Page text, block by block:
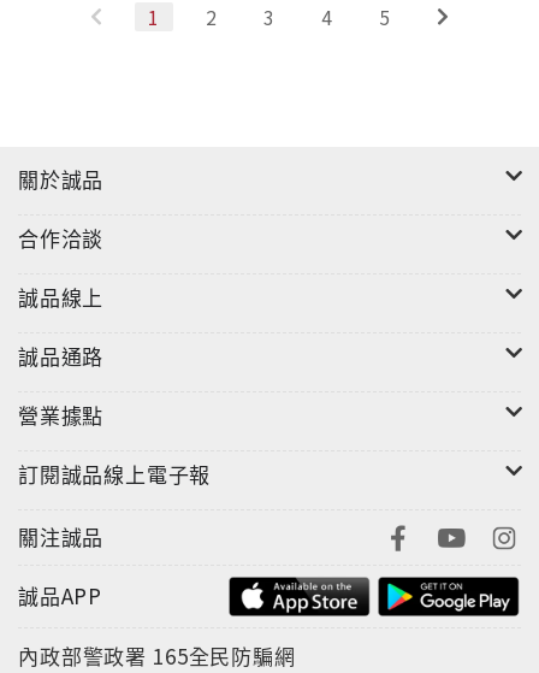
1 2 3 4 5
關於誠品
合作洽談
誠品線上
誠品通路
營業據點
訂閱誠品線上電子報
關注誠品
誠品APP
內政部警政署 165全民防騙網